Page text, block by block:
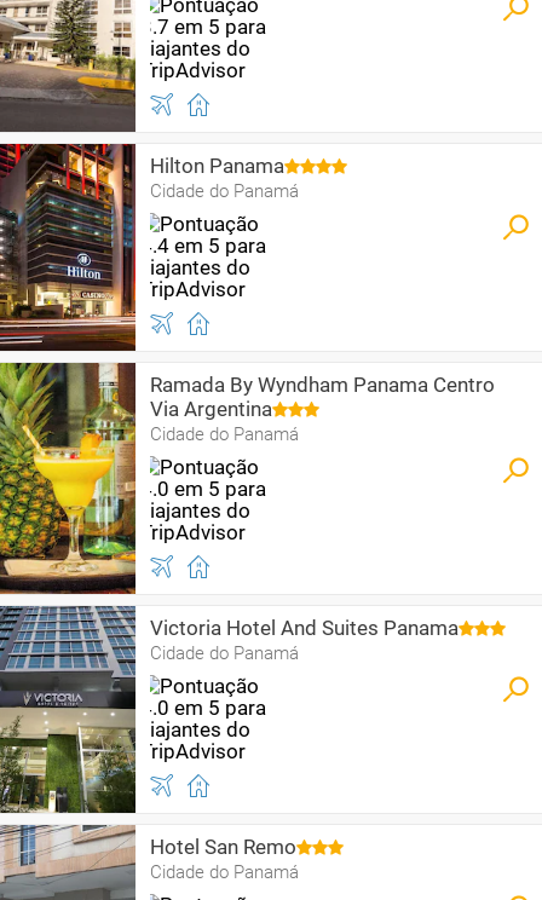
Hilton Panama
Cidade do Panamá
Ramada By Wyndham Panama Centro
Via Argentina
Cidade do Panamá
Victoria Hotel And Suites Panama
Cidade do Panamá
Hotel San Remo
Cidade do Panamá